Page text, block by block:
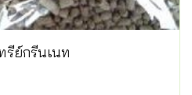
ย์กรีนเนท